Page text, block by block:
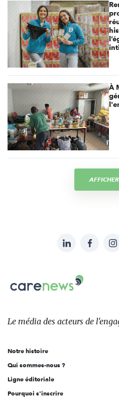
À
sur:
LinkedIn
Le
des
l'engagement
Le média des acteurs de
Notre histoire
Qui sommes-nous ?
Ligne éditoriale
Pourquoi s'inscrire